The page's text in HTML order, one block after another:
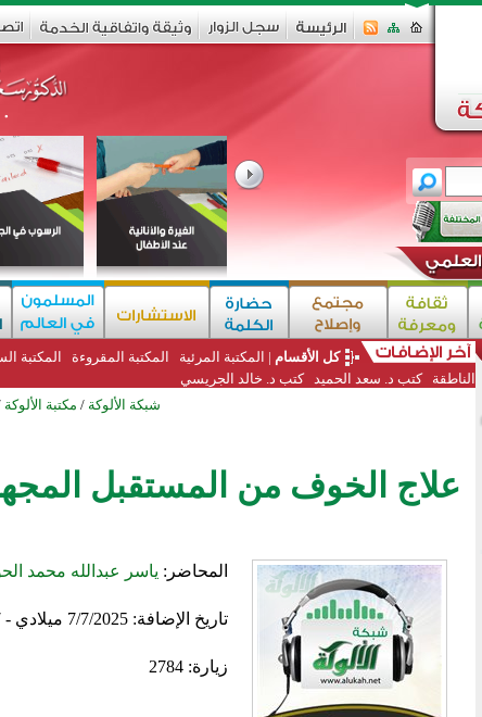
كل الأقسام | المكتبة المرئية المكتبة المقروءة المكتبة
الناطقة كتب د. سعد الحميد
كتب د. خالد الجريسي
شبكة الألوكة / مكتبة الألوكة
علاج الخوف من المستقبل
المحاضر: ياسر عبدالله محمد
تاريخ الإضافة:7/7/2025 ميلادي - 13/1/1447 هجري
زيارة: 2784